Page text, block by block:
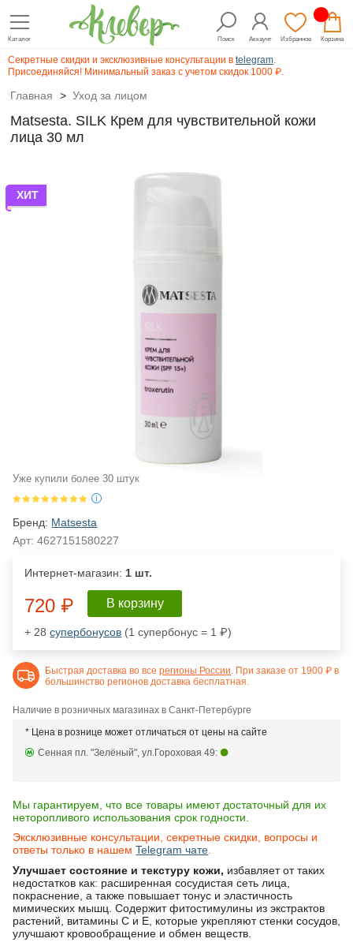
Каталог Поиск Аккаунт Избранное Корзина
Секретные скидки и эксклюзивные консультации в telegram.
Присоединяйся! Минимальный заказ с учетом скидок 1000 ₽.
Главная > Уход за лицом
Matsesta. SILK Крем для чувствительной кожи
лица 30 мл
ХИТ
Уже купили более 30 штук
Бренд: Matsesta
Арт:4627151580227
Интернет-магазин: 1 шт.
720 ₽ В корзину
+ 28супербонусов (1 супербонус = 1 ₽)
Быстрая доставка во всерегионы России . При заказе от 1900 ₽ в
большинство регионов доставка бесплатная.
Наличие в розничных магазинах в Санкт-Петербурге
* Цена в рознице может отличаться от цены на сайте
Сенная пл. "Зелёный", ул.Гороховая 49:
Мы гарантируем, что все товары имеют достаточный для их
неторопливого использования срок годности.
Эксклюзивные консультации, секретные скидки, вопросы и
ответы только в нашемTelegram чате.
Улучшает состояние и текстуру кожи, избавляет от таких
недостатков как: расширенная сосудистая сеть лица,
покраснение, а также повышает тонус и эластичность
мимических мышц. Содержит фитостимулины из экстрактов
растений, витамины С и Е, которые укрепляют стенки сосудов,
улучшают кровообращение и обмен веществ.